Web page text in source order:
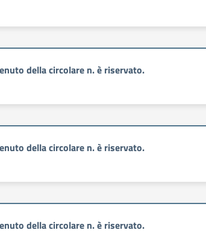
della circolare n. è riservato.
della circolare n. è riservato.
della circolare n. è riservato.